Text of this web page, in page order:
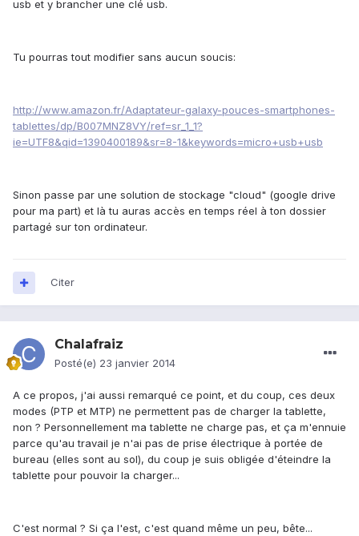
usb et y brancher une clé usb.
Tu pourras tout modifier sans aucun soucis:
http://www.amazon.fr/Adaptateur-galaxy-pouces-smartphones-
tablettes/dp/B007MNZ8VY/ref=sr_1_1?
ie=UTF8&qid=1390400189&sr=8-1&keywords=micro+usb+usb
Sinon passe par une solution de stockage "cloud" (google drive
pour ma part) et là tu auras accès en temps réel à ton dossier
partagé sur ton ordinateur.
Citer
Chalafraiz
Posté(e) 23 janvier 2014
A ce propos, j'ai aussi remarqué ce point, et du coup, ces deux
modes (PTP et MTP) ne permettent pas de charger la tablette,
non ? Personnellement ma tablette ne charge pas, et ça m'ennuie
parce qu'au travail je n'ai pas de prise électrique à portée de
bureau (elles sont au sol), du coup je suis obligée d'éteindre la
tablette pour pouvoir la charger...
C'est normal ? Si ça l'est, c'est quand même un peu, bête...